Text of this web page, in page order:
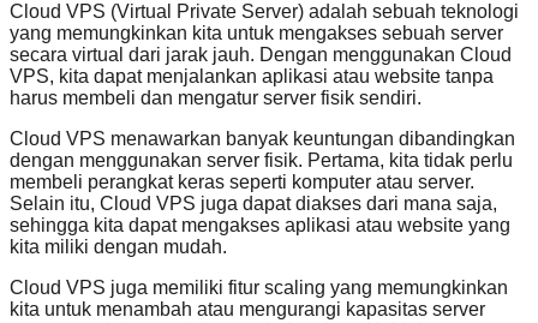
Cloud VPS (Virtual Private Server) adalah sebuah teknologi
yang memungkinkan kita untuk mengakses sebuah server
secara virtual dari jarak jauh. Dengan menggunakan Cloud
VPS, kita dapat menjalankan aplikasi atau website tanpa
harus membeli dan mengatur server fisik sendiri.
Cloud VPS menawarkan banyak keuntungan dibandingkan
dengan menggunakan server fisik. Pertama, kita tidak perlu
membeli perangkat keras seperti komputer atau server.
Selain itu, Cloud VPS juga dapat diakses dari mana saja,
sehingga kita dapat mengakses aplikasi atau website yang
kita miliki dengan mudah.
Cloud VPS juga memiliki fitur scaling yang memungkinkan
kita untuk menambah atau mengurangi kapasitas server